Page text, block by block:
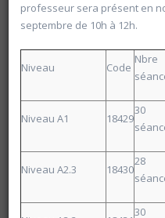
professeur sera présent en
septembre de 10h à 12h.
Niveau Code
Nbre
Niveau A1 18429
30
Niveau A2.3 18430
28
30